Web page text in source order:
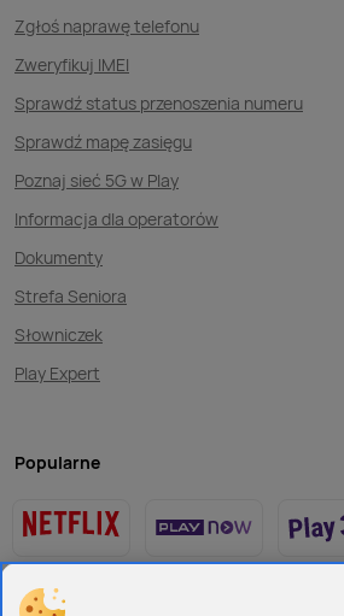
Zgłoś naprawę telefonu
Zweryfikuj IMEI
Sprawdź status przenoszenia numeru
Sprawdź mapę zasięgu
Poznaj sieć 5G w Play
Informacja dla operatorów
Dokumenty
Strefa Seniora
Słowniczek
Play Expert
Popularne